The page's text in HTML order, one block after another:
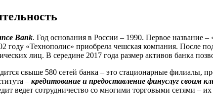
Bank. Год основания в России – 1990. Первое название
году «Технополис» приобрела чешская компания. После
лиц. В середине 2017 года размер активов банка
свыше 580 сетей банка – это стационарные филиалы,
– кредитование и предоставление финуслуг своим
ведет сотрудничество со многими торговыми сетями –